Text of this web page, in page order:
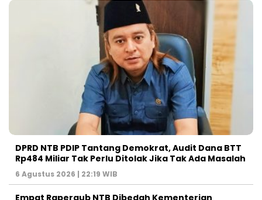
DPRD NTB PDIP Tantang Demokrat, Audit Dana BTT
Rp484 Miliar Tak Perlu Ditolak Jika Tak Ada Masalah
6 Agustus 2026 | 22:19 WIB